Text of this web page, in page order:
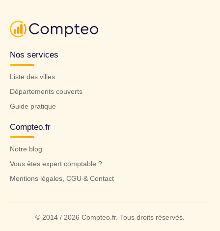
Nos services
Liste des villes
Départements couverts
Guide pratique
Compteo.fr
Notre blog
Vous êtes expert comptable ?
Mentions légales, CGU & Contact
© 2014 / 2026 Compteo.fr. Tous droits réservés.